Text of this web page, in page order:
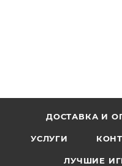
ДОСТАВКА И
УСЛУГИ
ЛУЧШИЕ